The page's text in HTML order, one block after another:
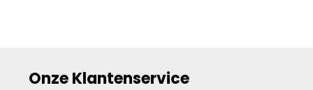
Onze Klantenservice